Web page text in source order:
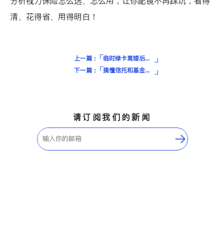
清、花得省、用得明白！
上一篇：
临时绿卡离婚后，如何成功申请十年绿卡？不同身份阶段操作详解
下一篇：
搞懂信托和基金的区别，少交税、多赚钱、保住你的财富！
请订阅我们的新闻